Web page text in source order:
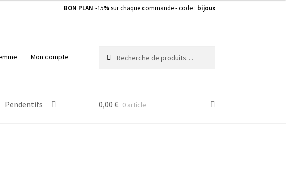
BON PLAN -15%sur chaque commande - code : bijoux
Mon compte
pour :
Pendentifs 0,00 € 0 article